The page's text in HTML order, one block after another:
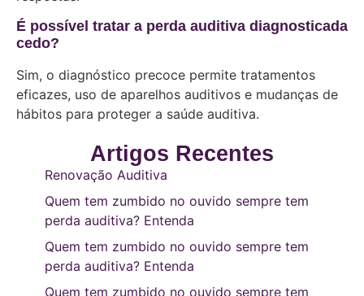
É possível tratar a perda auditiva diagnosticada
cedo?
Sim, o diagnóstico precoce permite tratamentos
eficazes, uso de aparelhos auditivos e mudanças de
hábitos para proteger a saúde auditiva.
Artigos Recentes
Renovação Auditiva
Quem tem zumbido no ouvido sempre tem
perda auditiva? Entenda
Quem tem zumbido no ouvido sempre tem
perda auditiva? Entenda
Quem tem zumbido no ouvido sempre tem